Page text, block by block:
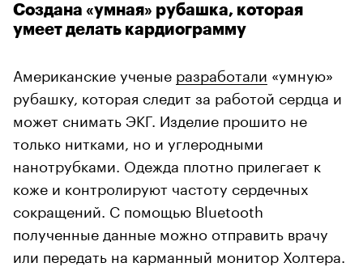
Создана «умная» рубашка, которая
умеет делать кардиограмму
Американские ученые разработали «умную»
рубашку, которая следит за работой сердца и
может снимать ЭКГ. Изделие прошито не
только нитками, но и углеродными
нанотрубками. Одежда плотно прилегает к
коже и контролируют частоту сердечных
сокращений. С помощью Bluetooth
полученные данные можно отправить врачу
или передать на карманный монитор Холтера.